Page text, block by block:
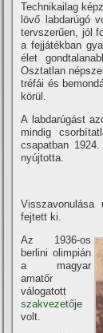
Technikailag
lövő labdarúgó
tervszerűen, jól
a fejjátékban
élet
Osztatlan
tréfái és
körül.
A labdarúgást
mindig
csapatban
nyújtotta.
fejtett ki.
Az 1936-os
berlini olimpián
a magyar
amatőr
válogatott
szakvezetője
volt.